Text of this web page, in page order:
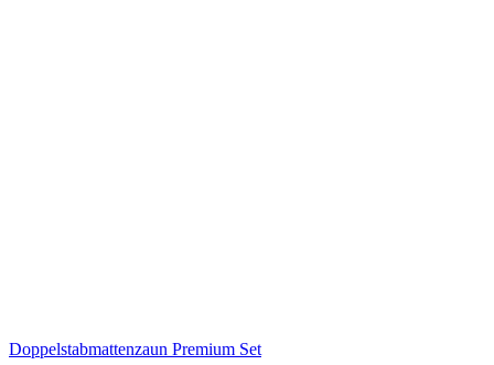
Doppelstabmattenzaun Premium Set